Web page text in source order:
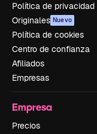
Política de privacidad
Originales Nuevo
Política de cookies
Centro de confianza
Afiliados
Empresas
Empresa
Precios